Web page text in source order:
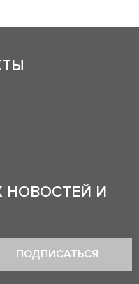
НОВОСТЕЙ И
ПОДПИСАТЬСЯ